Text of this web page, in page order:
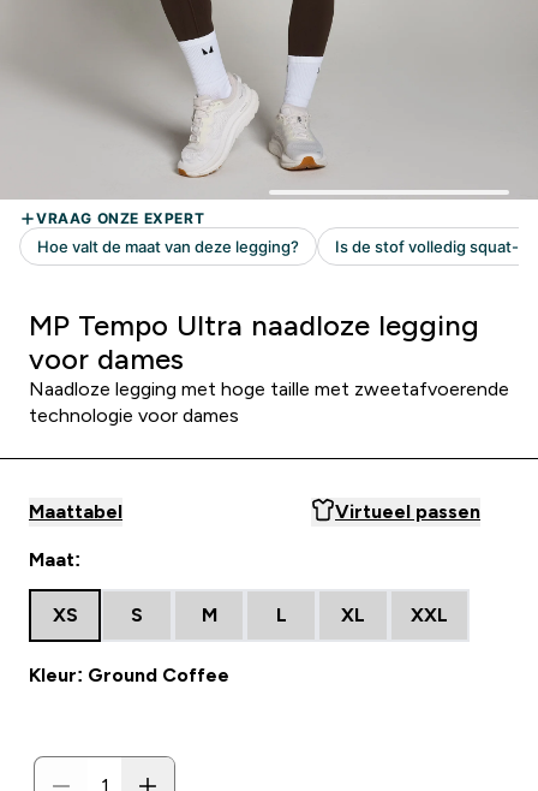
MP Tempo Ultra naadloze legging
voor dames
Naadloze legging met hoge taille met zweetafvoerende
technologie voor dames
Maattabel Virtueel passen
Maat:
XS S M L XL XXL
Kleur: Ground Coffee